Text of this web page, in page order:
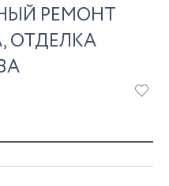
РЕМОНТ
ОТДЕЛКА